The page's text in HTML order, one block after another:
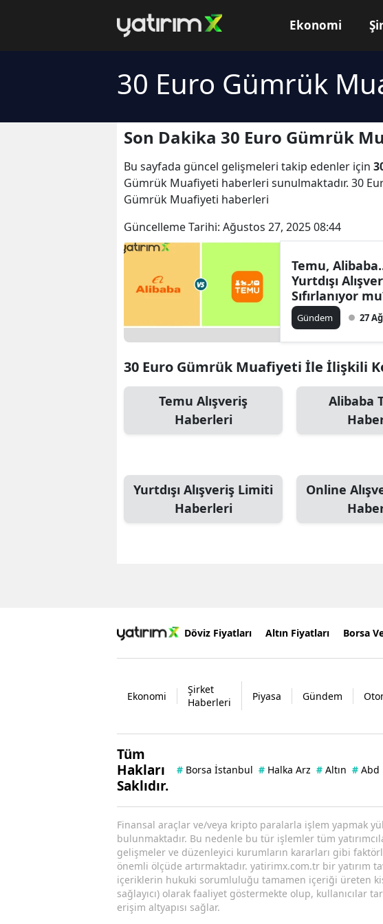
Ekonomi
30 Euro Gümrük
Son Dakika 30 Euro Gümrük
Bu sayfada güncel gelişmeleri takip edenler için
Gümrük Muafiyeti haberleri sunulmaktadır. 30
Gümrük Muafiyeti haberleri
Güncelleme Tarihi: Ağustos 27, 2025 08:44
Temu,
Yurtdışı
Sıfırlanıyor
Euro
Alışveriş İptal
oluyor?
Gündem 27
30 Euro Gümrük Muafiyeti İle İlişkili
Temu Alışveriş
Haberleri
Alibaba
Yurtdışı Alışveriş Limiti
Haberleri
Online
Döviz Fiyatları Altın Fiyatları Borsa
Ekonomi
Şirket
Haberleri
Piyasa Gündem
Tüm
Hakları
Saklıdır.
# Borsa İstanbul # Halka Arz # Altın # Abd
Finansal araçlar ve/veya kripto paralarla işlem yapmak
bulunmaktadır. Bu nedenle bu tür işlemler tüm
gelişmeler ve düzenleyici kurumların kararları gibi
önemli ölçüde artırmaktadır. yatirimx.com.tr bir yatırım
içeriklerin hukuki sorumluluğu tamamen içeriği üreten
sağlayıcı) olarak faaliyet göstermekte olup, kullanıcılar
erişim altyapısı sağlar.